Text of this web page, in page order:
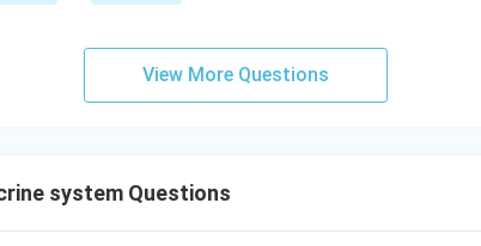
View More Questions
system Questions